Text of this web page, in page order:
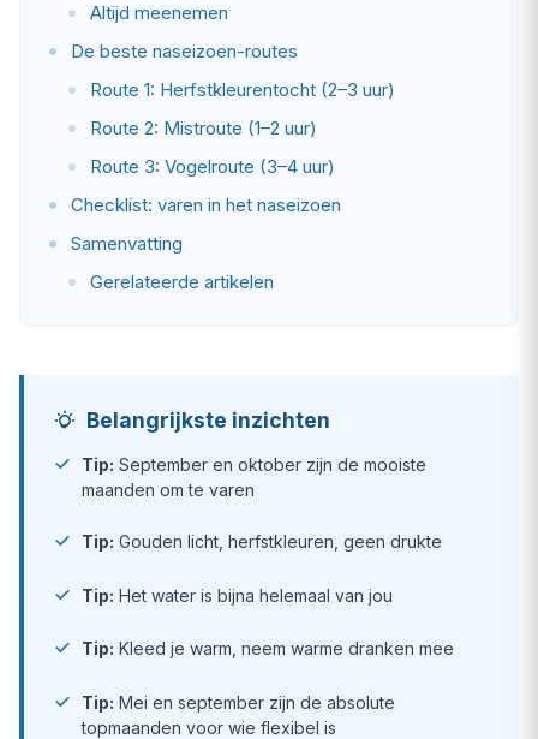
Altijd meenemen
De beste naseizoen-routes
Route 1: Herfstkleurentocht (2–3 uur)
Route 2: Mistroute (1–2 uur)
Route 3: Vogelroute (3–4 uur)
Checklist: varen in het naseizoen
Samenvatting
Gerelateerde artikelen
Belangrijkste inzichten
Tip: September en oktober zijn de mooiste
maanden om te varen
Tip: Gouden licht, herfstkleuren, geen drukte
Tip: Het water is bijna helemaal van jou
Tip: Kleed je warm, neem warme dranken mee
Tip: Mei en september zijn de absolute
topmaanden voor wie flexibel is